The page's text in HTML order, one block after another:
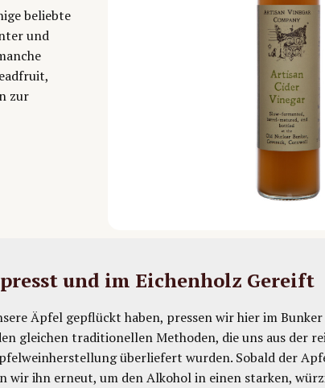
beliebte
und
zur
und im Eichenholz Gereift
Äpfel gepflückt haben, pressen wir hier im
gleichen traditionellen Methoden, die uns aus der
überliefert wurden. Sobald der
wir ihn erneut, um den Alkohol in einen starken,